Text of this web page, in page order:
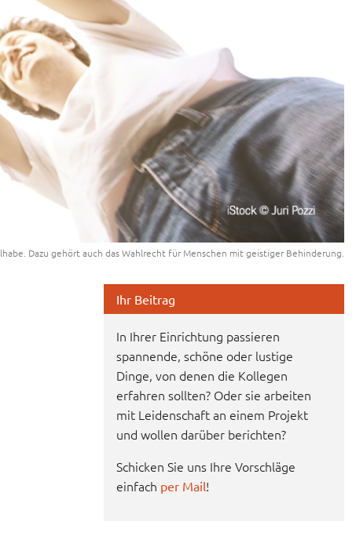
Dazu gehört auch das Wahlrecht für Menschen mit geistiger Behinderung.
Ihr Beitrag
In Ihrer Einrichtung passieren
spannende, schöne oder lustige
Dinge, von denen die Kollegen
erfahren sollten? Oder sie arbeiten
mit Leidenschaft an einem Projekt
und wollen darüber berichten?
Schicken Sie uns Ihre Vorschläge
einfach per Mail!